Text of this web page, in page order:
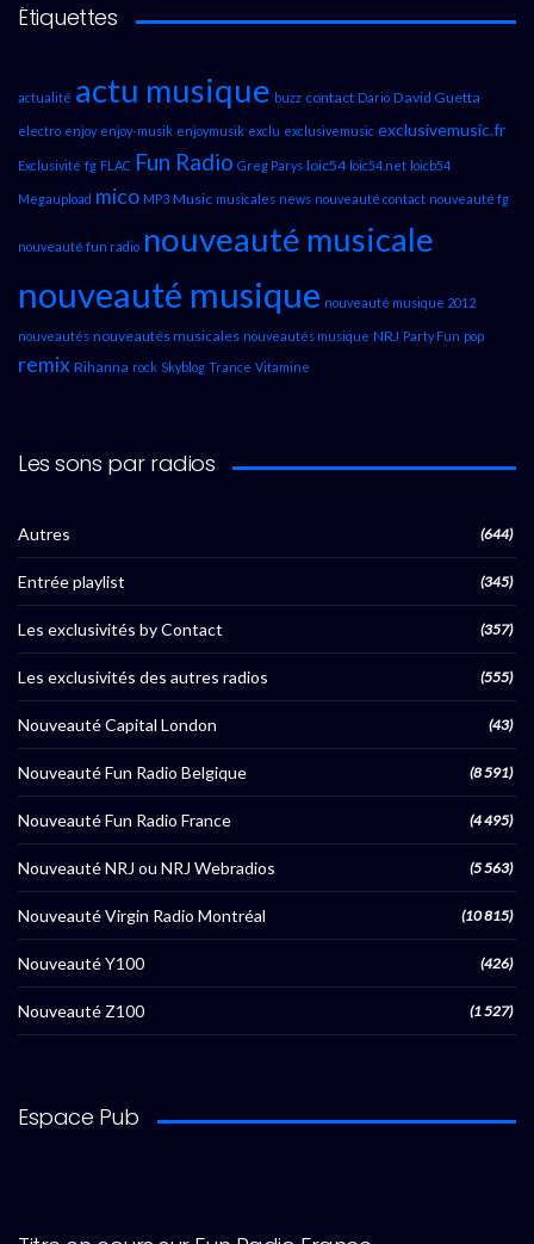
Étiquettes
actualité actu musique buzz contact Dario David Guetta
electro enjoy enjoy-musik enjoymusik exclu exclusivemusic exclusivemusic.fr
Exclusivité fg FLAC Fun Radio Greg Parys loic54 loic54.net loicb54
Megaupload mico MP3 Music musicales news nouveauté contact nouveauté fg
nouveauté fun radio nouveauté musicale
nouveauté musique nouveauté musique 2012
nouveautés nouveautés musicales nouveautés musique NRJ Party Fun pop
remix Rihanna rock Skyblog Trance Vitamine
Les sons par radios
Autres (644)
Entrée playlist (345)
Les exclusivités by Contact (357)
Les exclusivités des autres radios (555)
Nouveauté Capital London (43)
Nouveauté Fun Radio Belgique (8 591)
Nouveauté Fun Radio France (4 495)
Nouveauté NRJ ou NRJ Webradios (5 563)
Nouveauté Virgin Radio Montréal (10 815)
Nouveauté Y100 (426)
Nouveauté Z100 (1 527)
Espace Pub